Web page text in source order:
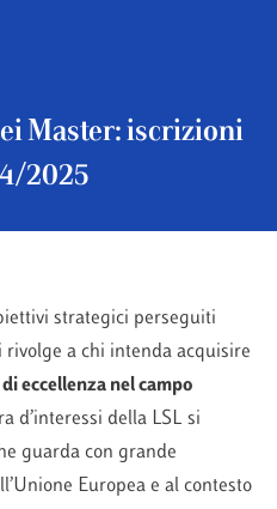
Master: iscrizioni
2025
strategici perseguiti
rivolge a chi intenda acquisire
eccellenza nel campo
d’interessi della LSL si
guarda con grande
Europea e al contesto